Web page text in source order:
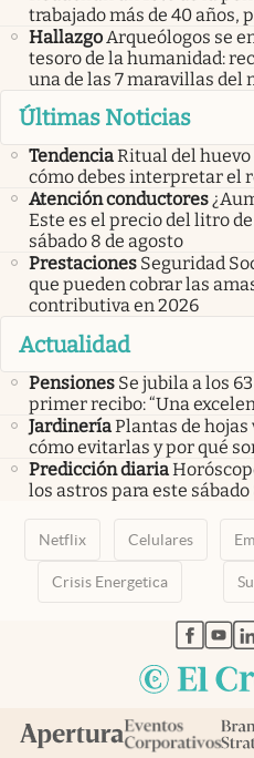
trabajado más de 40 años,
HallazgoArqueólogos se
tesoro de la humanidad:
una de las 7 maravillas del
Últimas Noticias
TendenciaRitual del huevo
cómo debes interpretar el
Atención conductores
Este es el precio del litro
sábado 8 de agosto
Prestaciones Seguridad
que pueden cobrar las
contributiva en 2026
Actualidad
Pensiones Se jubila a los
primer recibo: “Una
JardineríaPlantas de
cómo evitarlas y por qué
Predicción diaria
los astros para este sábado
Netflix Celulares
Crisis Energetica
abre